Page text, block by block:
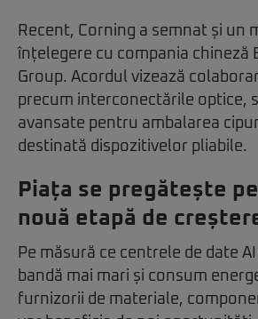
Recent, Corning a semnat și un
înțelegere cu compania chineză
Group. Acordul vizează
precum interconectările optice,
avansate pentru ambalarea
destinată dispozitivelor pliabile.
Piața se pregătește
nouă etapă de
Pe măsură ce centrele de date
bandă mai mari și consum
furnizorii de materiale,